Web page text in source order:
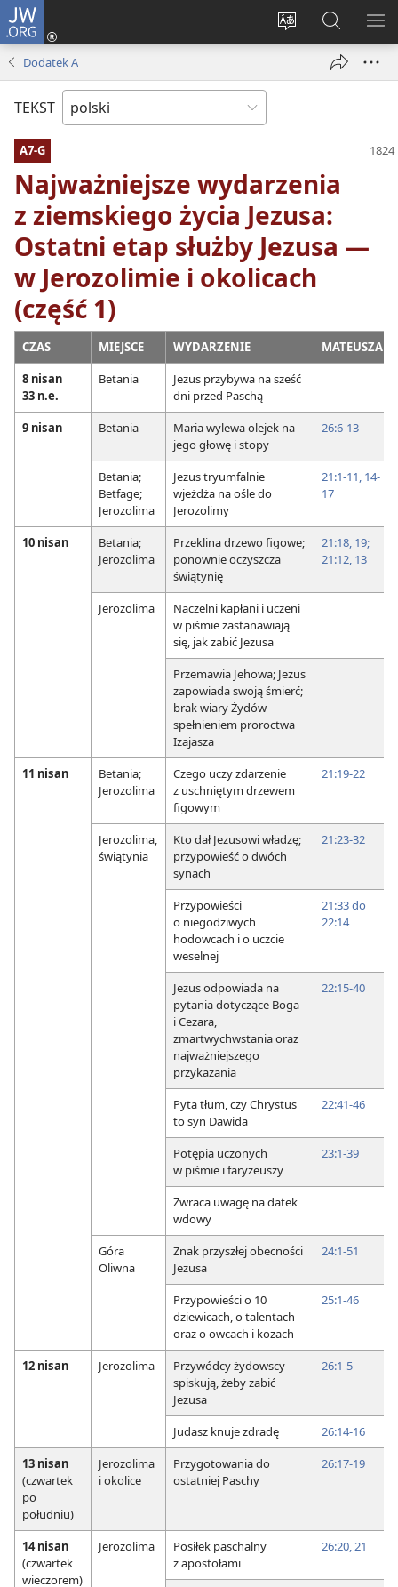
JW.ORG
Wybór
Logowanie
(opens
Szukaj
na
JW.ORG
Dodatek A
TEKST
A7-G
Najważniejsze wydarzenia
z ziemskiego życia Jezusa:
Ostatni etap służby Jezusa —
w Jerozolimie i okolicach
(część 1)
CZAS MIEJSCE WYDARZENIE
MATEUSZA
8 nisan
33 n.e.
Betania
Jezus przybywa na sześć
dni przed Paschą
9 nisan
Betania
Maria wylewa olejek na
jego głowę i stopy
26:6-13
Betania;
Betfage;
Jerozolima
Jezus tryumfalnie
wjeżdża na ośle do
Jerozolimy
21:1-11, 14-
17
10 nisan
Betania;
Jerozolima
Przeklina drzewo figowe;
ponownie oczyszcza
świątynię
21:18, 19;
21:12, 13
Jerozolima
Naczelni kapłani i uczeni
w piśmie zastanawiają
się, jak zabić Jezusa
Przemawia Jehowa; Jezus
zapowiada swoją śmierć;
brak wiary Żydów
spełnieniem proroctwa
Izajasza
11 nisan
Betania;
Jerozolima
Czego uczy zdarzenie
z uschniętym drzewem
figowym
21:19-22
Jerozolima,
świątynia
Kto dał Jezusowi władzę;
przypowieść o dwóch
synach
21:23-32
Przypowieści
o niegodziwych
hodowcach i o uczcie
weselnej
21:33 do
22:14
Jezus odpowiada na
pytania dotyczące Boga
i Cezara,
zmartwychwstania oraz
najważniejszego
przykazania
22:15-40
Pyta tłum, czy Chrystus
to syn Dawida
22:41-46
Potępia uczonych
w piśmie i faryzeuszy
23:1-39
Zwraca uwagę na datek
wdowy
Góra
Oliwna
Znak przyszłej obecności
Jezusa
24:1-51
Przypowieści o 10
dziewicach, o talentach
oraz o owcach i kozach
25:1-46
12 nisan Jerozolima
Przywódcy żydowscy
spiskują, żeby zabić
Jezusa
26:1-5
Judasz knuje zdradę
26:14-16
13 nisan
(czwartek
po
południu)
Jerozolima
i okolice
Przygotowania do
ostatniej Paschy
26:17-19
14 nisan
(czwartek
wieczorem)
Jerozolima
Posiłek paschalny
z apostołami
26:20, 21